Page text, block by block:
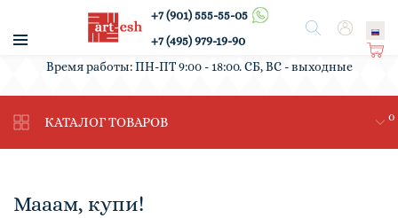
Поиск
+7 (901) 555-55-05
+7 (495) 979-19-90
Ко
ин
а
0
Вход
/
Время работы: ПН-ПТ 9:00 - 18:00. СБ, ВС - выходные
КАТАЛОГ ТОВАРОВ
Мааам, купи!